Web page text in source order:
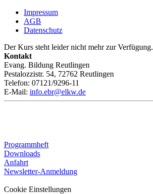
Impressum
AGB
Datenschutz
Der Kurs steht leider nicht mehr zur Verfügung.
Kontakt
Evang. Bildung Reutlingen
Pestalozzistr. 54, 72762 Reutlingen
Telefon: 07121/9296-11
E-Mail: info.ebr@elkw.de
Programmheft
Downloads
Anfahrt
Newsletter-Anmeldung
Cookie Einstellungen